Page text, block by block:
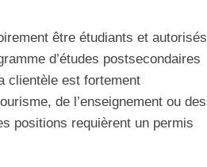
être étudiants et autorisés
d’études postsecondaires
clientèle est fortement
de l’enseignement ou des
positions requièrent un permis